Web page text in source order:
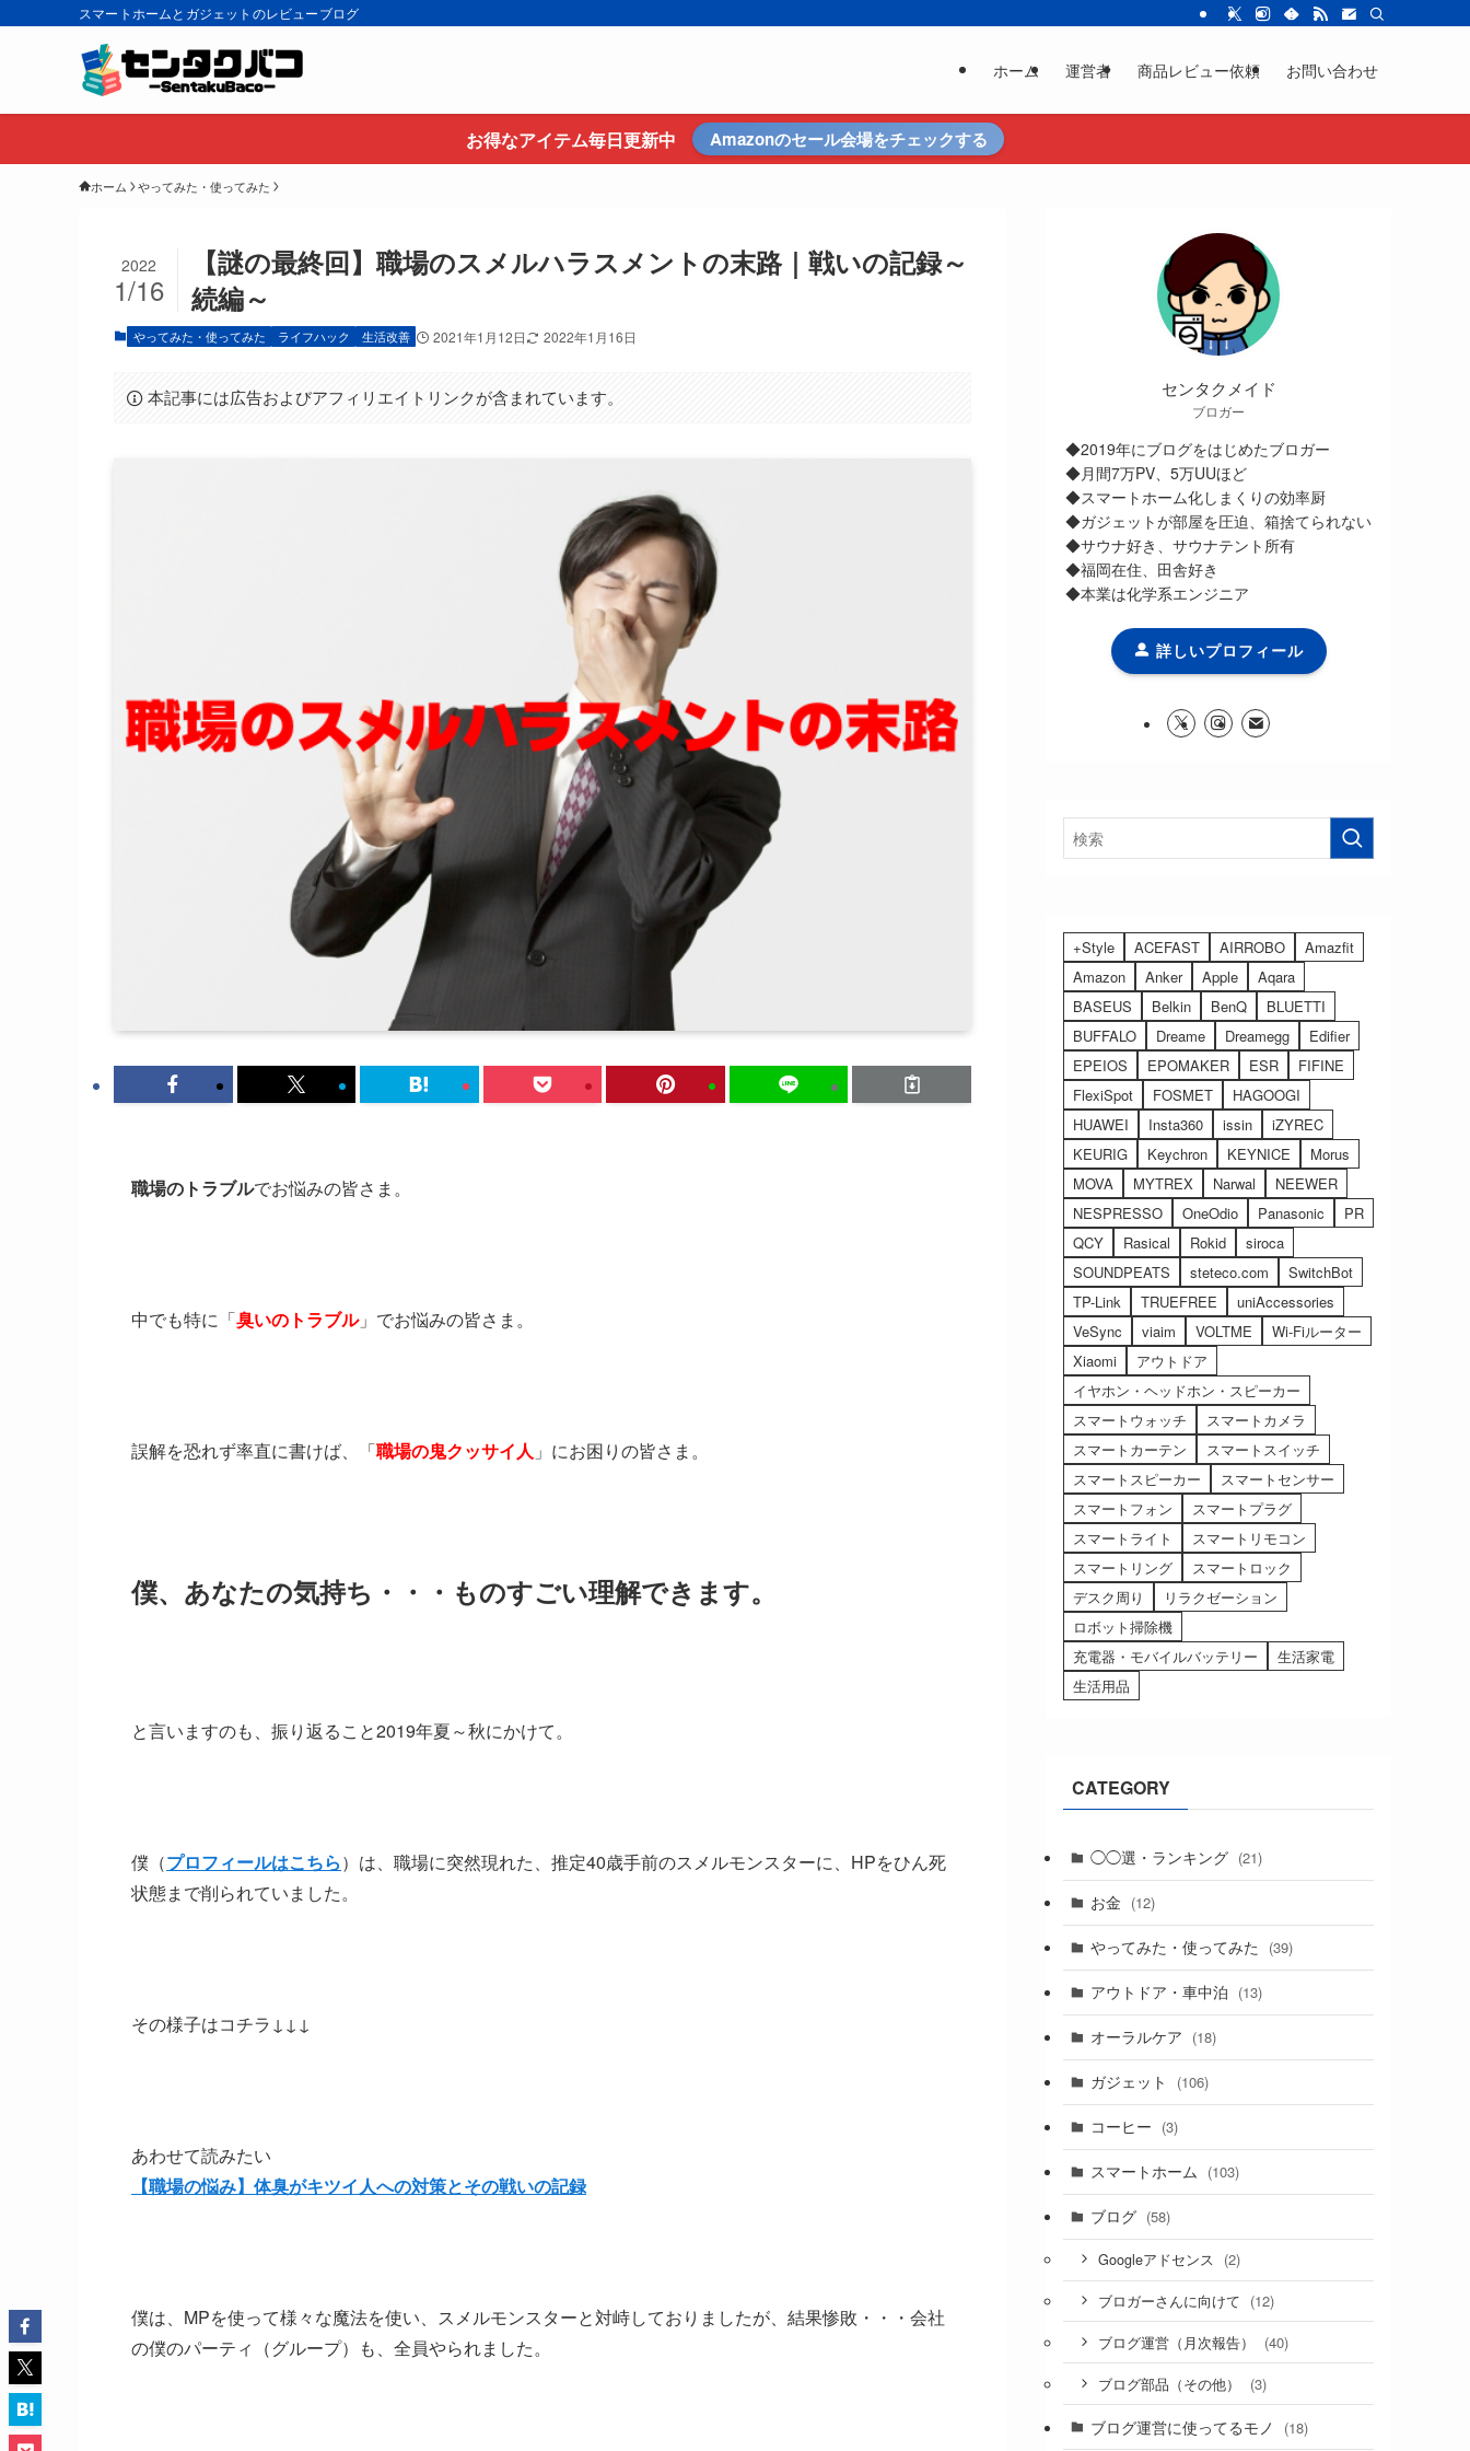
スマートホームとガジェットのレビューブログ
ホーム 運営者 商品レビュー依頼 お問い合わせ
お得なアイテム毎日更新中 Amazonのセール会場をチェックする
ホーム やってみた・使ってみた
【謎の最終回】職場のスメルハラスメントの末路｜戦いの記録～
続編～
2022
1/16
やってみた・使ってみた ライフハック 生活改善 2021年1月12日 2022年1月16日
本記事には広告およびアフィリエイトリンクが含まれています。
職場のトラブルでお悩みの皆さま。
中でも特に「臭いのトラブル」でお悩みの皆さま。
誤解を恐れず率直に書けば、「職場の鬼クッサイ人 」にお困りの皆さま。
僕、あなたの気持ち・・・ものすごい理解できます。
と言いますのも、振り返ること2019年夏～秋にかけて。
僕（プロフィールはこちら）は、職場に突然現れた、推定40歳手前のスメルモンスターに、HPをひん死
状態まで削られていました。
その様子はコチラ↓↓↓
あわせて読みたい
【職場の悩み】体臭がキツイ人への対策とその戦いの記録
僕は、MPを使って様々な魔法を使い、スメルモンスターと対峙しておりましたが、結果惨敗・・・会社
の僕のパーティ（グループ）も、全員やられました。
センタクメイド
ブロガー
◆2019年にブログをはじめたブロガー
◆月間7万PV、5万UUほど
◆スマートホーム化しまくりの効率厨
◆ガジェットが部屋を圧迫、箱捨てられない
◆サウナ好き、サウナテント所有
◆福岡在住、田舎好き
◆本業は化学系エンジニア
詳しいプロフィール
+Style ACEFAST AIRROBO
Amazfit
Amazon
Anker Apple
Aqara
BASEUS
Belkin BenQ
BLUETTI
BUFFALO
Dreame Dreamegg
Edifier
EPEIOS
EPOMAKER ESR
FIFINE
FlexiSpot
FOSMET
HAGOOGI
HUAWEI
Insta360 issin
iZYREC
KEURIG
Keychron KEYNICE
Morus
MOVA
MYTREX Narwal
NEEWER
NESPRESSO
OneOdio Panasonic
PR
QCY
Rasical Rokid
siroca
SOUNDPEATS
steteco.com
SwitchBot
TP-Link
TRUEFREE
uniAccessories
VeSync
viaim VOLTME
Wi-Fiルーター
Xiaomi
アウトドア
イヤホン・ヘッドホン・スピーカー
スマートウォッチ
スマートカメラ
スマートカーテン
スマートスイッチ
スマートスピーカー
スマートセンサー
スマートフォン
スマートプラグ
スマートライト
スマートリモコン
スマートリング
スマートロック
デスク周り
リラクゼーション
ロボット掃除機
充電器・モバイルバッテリー
生活家電
生活用品
CATEGORY
◯◯選・ランキング (21)
お金 (12)
やってみた・使ってみた (39)
アウトドア・車中泊 (13)
オーラルケア (18)
ガジェット (106)
コーヒー (3)
スマートホーム (103)
ブログ (58)
Googleアドセンス (2)
ブロガーさんに向けて (12)
ブログ運営（月次報告） (40)
ブログ部品（その他） (3)
ブログ運営に使ってるモノ (18)